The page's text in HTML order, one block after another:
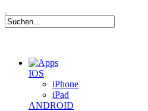
IOS
iPhone
iPad
ANDROID